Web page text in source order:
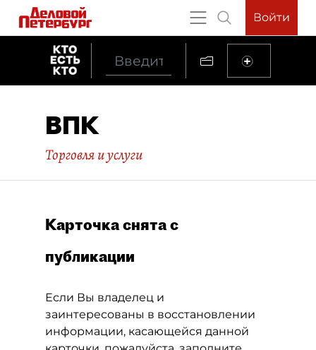
Войти
ВПК
Торговля и услуги
Карточка снята с
публикации
Если Вы владелец и
заинтересованы в восстановлении
информации, касающейся данной